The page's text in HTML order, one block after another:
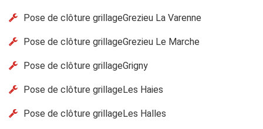
Pose de clôture grillageGrezieu La Varenne
Pose de clôture grillageGrezieu Le Marche
Pose de clôture grillageGrigny
Pose de clôture grillageLes Haies
Pose de clôture grillageLes Halles